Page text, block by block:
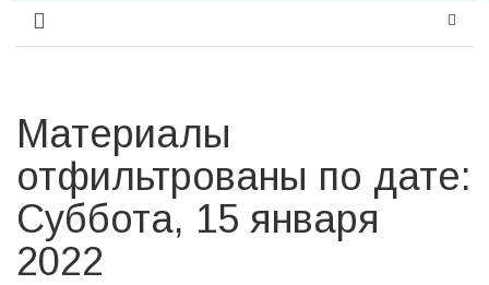
Материалы
отфильтрованы по дате:
Суббота, 15 января
2022